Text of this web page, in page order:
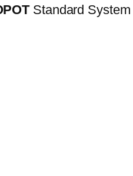
Standard System